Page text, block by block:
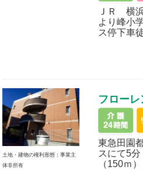
ＪＲ 横
より峰小
ス停下車
土地・建物の権利形態：事業主
体非所有
フロー
東急田園
スにて5
（150ｍ）